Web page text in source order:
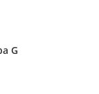
G